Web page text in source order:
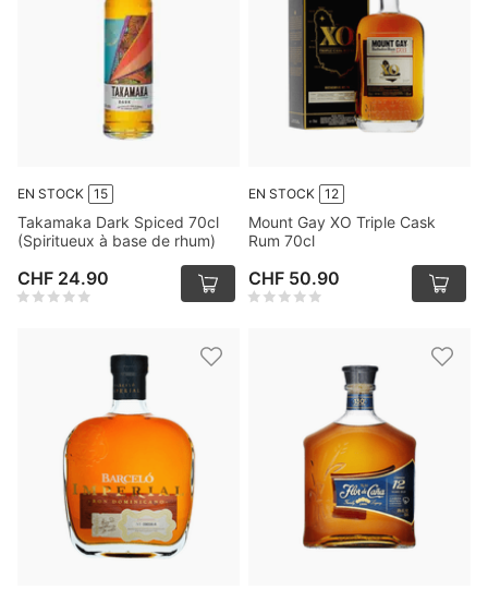
EN STOCK 15
Takamaka Dark Spiced 70cl
(Spiritueux à base de rhum)
CHF 24.90
EN STOCK 12
Mount Gay XO Triple Cask
Rum 70cl
CHF 50.90